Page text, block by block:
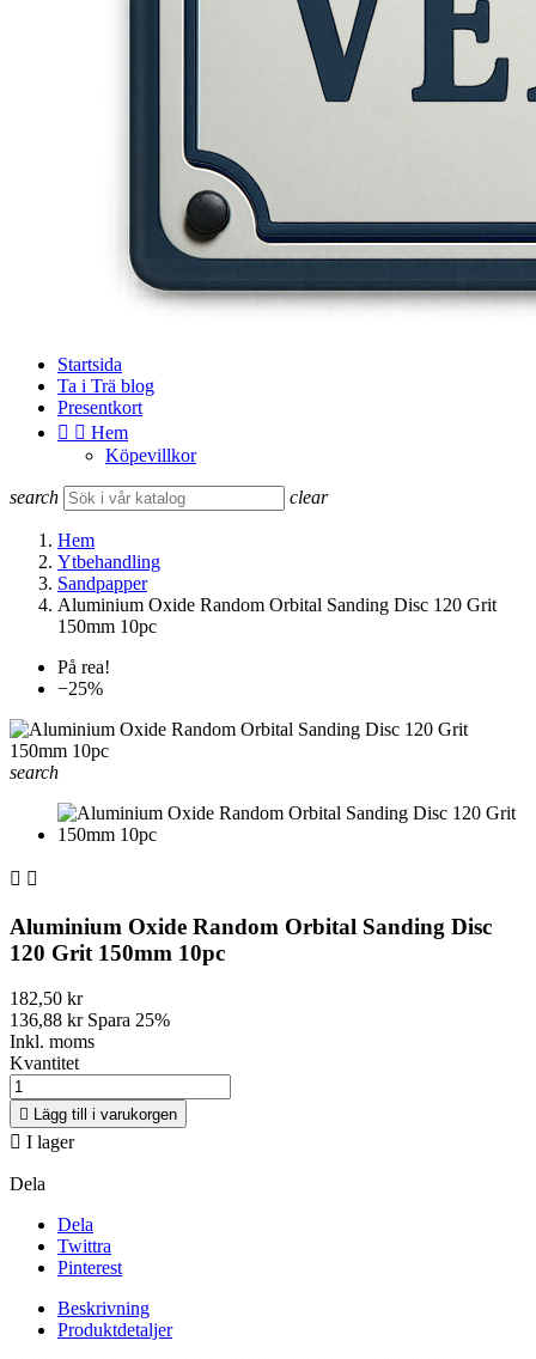
Startsida
Ta i Trä blog
Presentkort
  Hem
Köpevillkor
search clear
Hem
Ytbehandling
Sandpapper
Aluminium Oxide Random Orbital Sanding Disc 120 Grit
150mm 10pc
På rea!
−25%
search
 
Aluminium Oxide Random Orbital Sanding Disc
120 Grit 150mm 10pc
182,50 kr
136,88 kr Spara 25%
Inkl. moms
Kvantitet
 Lägg till i varukorgen
 I lager
Dela
Dela
Twittra
Pinterest
Beskrivning
Produktdetaljer